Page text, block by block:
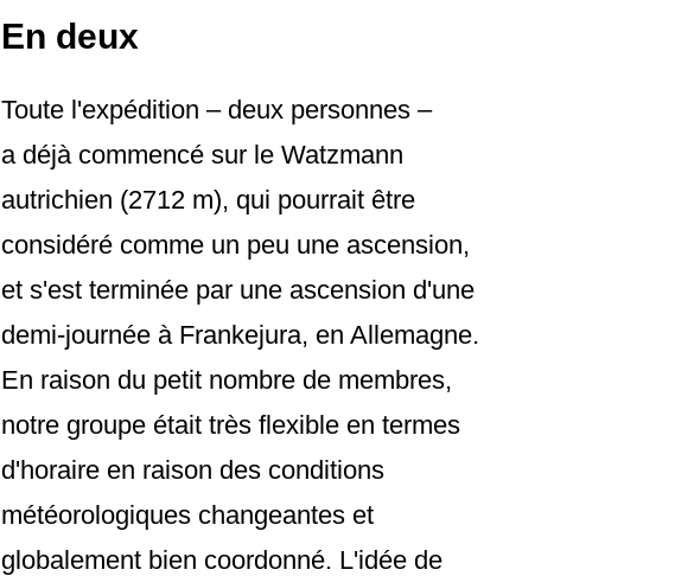
En deux
Toute l'expédition – deux personnes –
a déjà commencé sur le Watzmann
autrichien (2712 m), qui pourrait être
considéré comme un peu une ascension,
et s'est terminée par une ascension d'une
demi-journée à Frankejura, en Allemagne.
En raison du petit nombre de membres,
notre groupe était très flexible en termes
d'horaire en raison des conditions
météorologiques changeantes et
globalement bien coordonné. L'idée de